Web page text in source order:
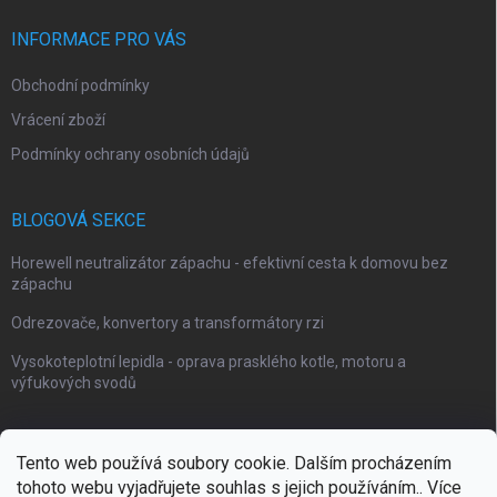
Tento web používá soubory cookie. Dalším procházením
tohoto webu vyjadřujete souhlas s jejich používáním.. Více
INFORMACE PRO VÁS
Obchodní podmínky
Vrácení zboží
Podmínky ochrany osobních údajů
BLOGOVÁ SEKCE
Horewell neutralizátor zápachu - efektivní cesta k domovu bez
zápachu
Odrezovače, konvertory a transformátory rzi
Vysokoteplotní lepidla - oprava prasklého kotle, motoru a
výfukových svodů
Webové stránky Impaguard Naše autokosmetika Impashield